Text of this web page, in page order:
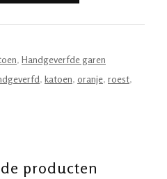
, Handgeverfde garen
, katoen, oranje, roest,
producten